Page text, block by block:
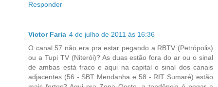
Responder
Victor Faria 4 de julho de 2011 às 16:36
O canal 57 não era pra estar pegando a RBTV (Petrópolis)
ou a Tupi TV (Niterói)? As duas estão fora do ar ou o sinal
de ambas está fraco e aqui na capital o sinal dos canais
adjacentes (56 - SBT Mendanha e 58 - RIT Sumaré) estão